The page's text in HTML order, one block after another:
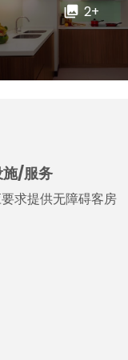
2+
施/服务
求提供无障碍客房